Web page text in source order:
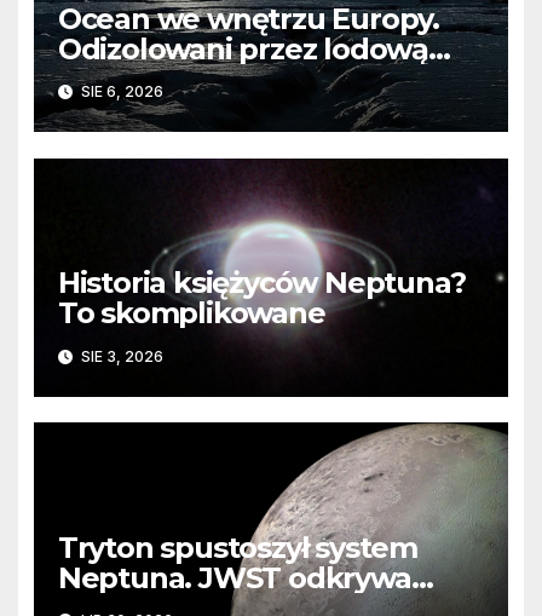
Ocean we wnętrzu Europy.
Odizolowani przez lodową
barierę
SIE 6, 2026
Historia księżyców Neptuna?
To skomplikowane
SIE 3, 2026
Tryton spustoszył system
Neptuna. JWST odkrywa
ślady kosmicznej katastrofy i